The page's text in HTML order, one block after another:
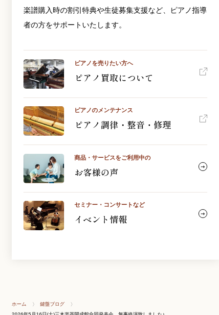
楽譜購入時の割引特典や生徒募集支援など、ピアノ指導
者の方をサポートいたします。
ピアノを売りたい方へ
ピアノ買取について
ピアノのメンテナンス
ピアノ調律・整音・修理
商品・サービスをご利用中の
お客様の声
セミナー・コンサートなど
イベント情報
ホーム
鍵盤ブログ